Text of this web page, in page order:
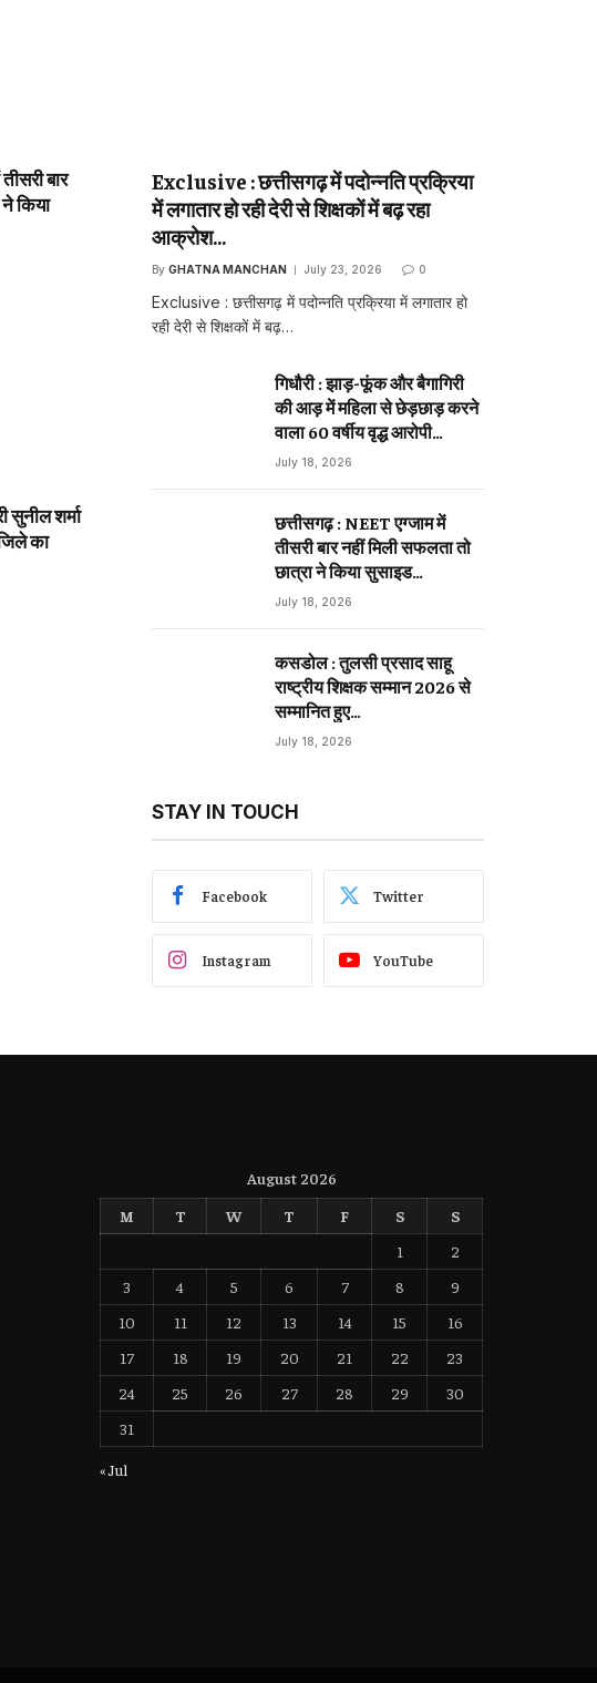
बार
किया
सुनील शर्मा
का
Exclusive : छत्तीसगढ़ में पदोन्नति प्रक्रिया
में लगातार हो रही देरी से शिक्षकों में बढ़ रहा
आक्रोश…
By GHATNA MANCHAN July 23, 2026 0
Exclusive : छत्तीसगढ़ में पदोन्नति प्रक्रिया में लगातार हो
रही देरी से शिक्षकों में बढ़…
गिधौरी : झाड़-फूंक और बैगागिरी
की आड़ में महिला से छेड़छाड़ करने
वाला 60 वर्षीय वृद्ध आरोपी
गिरफ्तार…
July 18, 2026
छत्तीसगढ़ : NEET एग्जाम में
तीसरी बार नहीं मिली सफलता तो
छात्रा ने किया सुसाइड…
July 18, 2026
कसडोल : तुलसी प्रसाद साहू
राष्ट्रीय शिक्षक सम्मान 2026 से
सम्मानित हुए…
July 18, 2026
STAY IN TOUCH
Facebook Twitter
Instagram YouTube
August 2026
M
T W T F S
S
1
2
3
4 5 6 7 8
9
10
11 12 13 14 15
16
17
18 19 20 21 22
23
24
25 26 27 28 29
30
31
« Jul